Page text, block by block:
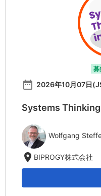
募
date_range 2026年10月07日
Systems
Wolfgang
location_on BIPROGY株式会社